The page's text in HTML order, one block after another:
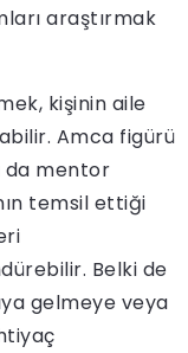
araştırmak
kişinin aile
Amca figürü
da mentor
temsil ettiği
Belki de
gelmeye veya